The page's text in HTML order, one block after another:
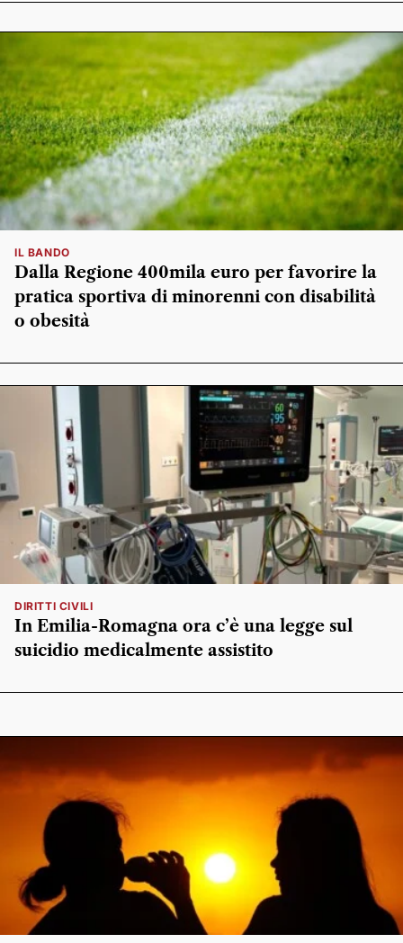
IL BANDO
Dalla Regione 400mila euro per favorire la
pratica sportiva di minorenni con disabilità
o obesità
DIRITTI CIVILI
In Emilia-Romagna ora c’è una legge sul
suicidio medicalmente assistito